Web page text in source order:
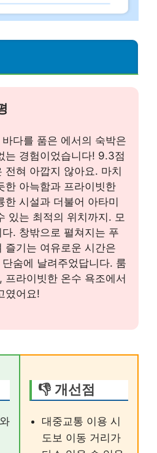
다를 품은 에서의 숙박은
는 경험이었습니다! 9.3점
전혀 아깝지 않아요. 마치
한 아늑함과 프라이빗한
한 시설과 더불어 아타미
있는 최적의 위치까지. 모
. 창밖으로 펼쳐지는 푸
즐기는 여유로운 시간은
숨에 날려주었답니다. 룸
프라이빗한 온수 욕조에서
였어요!
👎 개선점
대중교통 이용 시
도보 이동 거리가